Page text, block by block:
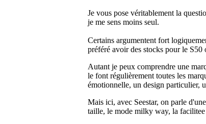
Je vous pose véritablement la
je me sens moins seul.
Certains argumentent fort
préféré avoir des stocks pour le S50
Autant je peux comprendre une
le font régulièrement toutes les
émotionnelle, un design particulier,
Mais ici, avec Seestar, on parle
taille, le mode milky way, la